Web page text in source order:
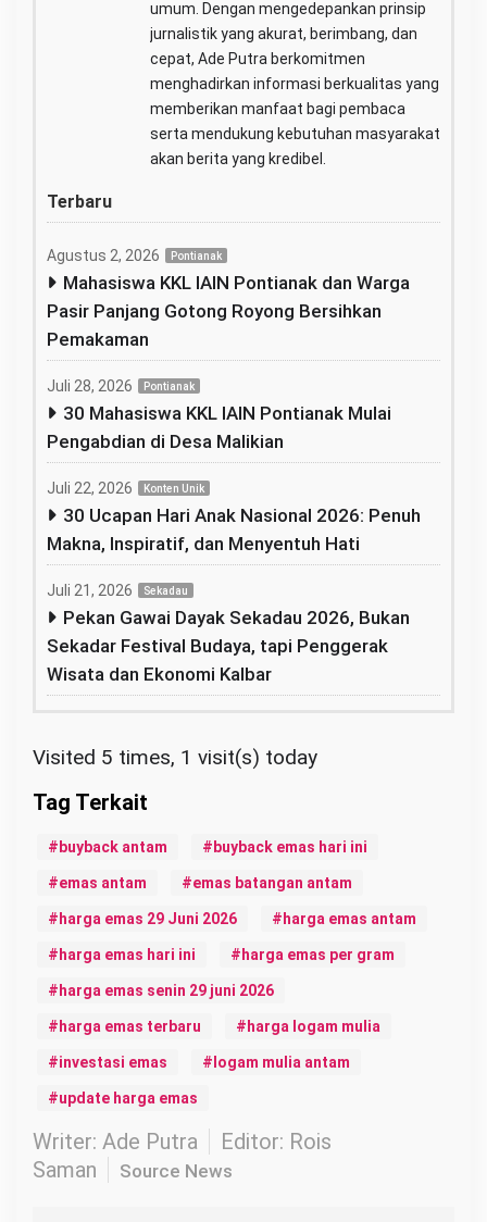
umum. Dengan mengedepankan prinsip
jurnalistik yang akurat, berimbang, dan
cepat, Ade Putra berkomitmen
menghadirkan informasi berkualitas yang
memberikan manfaat bagi pembaca
serta mendukung kebutuhan masyarakat
akan berita yang kredibel.
Terbaru
Agustus 2, 2026 Pontianak
Mahasiswa KKL IAIN Pontianak dan Warga
Pasir Panjang Gotong Royong Bersihkan
Pemakaman
Juli 28, 2026 Pontianak
30 Mahasiswa KKL IAIN Pontianak Mulai
Pengabdian di Desa Malikian
Juli 22, 2026 Konten Unik
30 Ucapan Hari Anak Nasional 2026: Penuh
Makna, Inspiratif, dan Menyentuh Hati
Juli 21, 2026 Sekadau
Pekan Gawai Dayak Sekadau 2026, Bukan
Sekadar Festival Budaya, tapi Penggerak
Wisata dan Ekonomi Kalbar
Visited 5 times, 1 visit(s) today
buyback antam buyback emas hari ini
emas antam emas batangan antam
harga emas 29 Juni 2026 harga emas antam
harga emas hari ini harga emas per gram
harga emas senin 29 juni 2026
harga emas terbaru harga logam mulia
investasi emas logam mulia antam
update harga emas
Writer: Ade Putra
Editor: Rois
Saman
Source News